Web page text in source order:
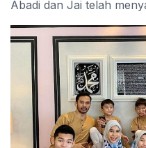
Abadi dan Jai telah